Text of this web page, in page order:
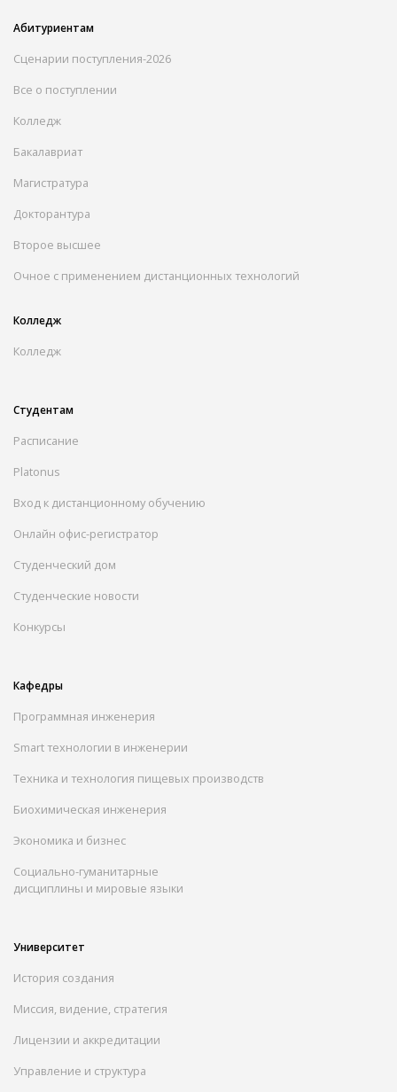
Абитуриентам
Сценарии поступления-2026
Все о поступлении
Колледж
Бакалавриат
Магистратура
Докторантура
Второе высшее
Очное с применением дистанционных технологий
Колледж
Колледж
Студентам
Расписание
Platonus
Вход к дистанционному обучению
Онлайн офис-регистратор
Студенческий дом
Студенческие новости
Конкурсы
Кафедры
Программная инженерия
Smart технологии в инженерии
Техника и технология пищевых производств
Биохимическая инженерия
Экономика и бизнес
Социально-гуманитарные
дисциплины и мировые языки
Университет
История создания
Миссия, видение, стратегия
Лицензии и аккредитации
Управление и структура